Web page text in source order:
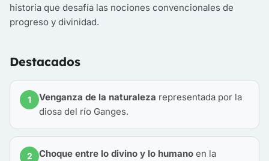
historia que desafía las nociones convencionales de
progreso y divinidad.
Destacados
1 Venganza de la naturaleza representada por la
diosa del río Ganges.
2 Choque entre lo divino y lo humano en la